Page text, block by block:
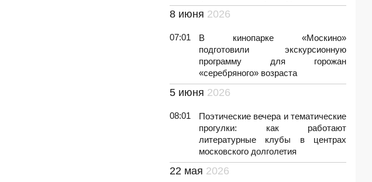
8 июня 2026
07:01
В кинопарке «Москино»
подготовили экскурсионную
программу для горожан
«серебряного» возраста
5 июня 2026
08:01
Поэтические вечера и тематические
прогулки: как работают
литературные клубы в центрах
московского долголетия
22 мая 2026